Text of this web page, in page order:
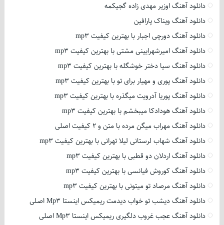
دانلود آهنگ اوزیر مهدی زاده گجیکمه
دانلود آهنگ ویناک پارافین
دانلود آهنگ دورچی اجبار با بهترین کیفیت mp3
دانلود آهنگ امیرشهرایینی مشتی با بهترین کیفیت mp3
دانلود آهنگ سیا دختر خوشگله با بهترین کیفیت mp3
دانلود آهنگ پوری و مهیار برای تو با بهترین کیفیت mp3
دانلود آهنگ پوریا آدرویت میگذره با بهترین کیفیت mp3
دانلود آهنگ هودادکا میبخشم با بهترین کیفیت mp3
دانلود آهنگ مهراب میگن مرده با متن و 2 کیفیت اصلی
دانلود آهنگ شهاب لرستانی لیلا تهرانی با بهترین کیفیت mp3
دانلود آهنگ اردلان دو قطبی با بهترین کیفیت mp3
دانلود آهنگ کوروش فیانسی با بهترین کیفیت mp3
دانلود آهنگ مرصاد تو میتونی با بهترین کیفیت mp3
دانلود آهنگ دیشب تو خواب دیدمت ریمیکس اینستا Mp3 اصلی
دانلود آهنگ عجب غروب دلگیری ریمیکس اینستا Mp3 اصلی